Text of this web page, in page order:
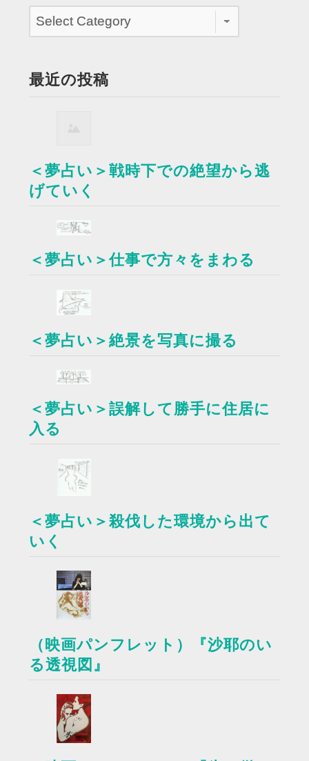
最近の投稿
＜夢占い＞戦時下での絶望から逃
げていく
＜夢占い＞仕事で方々をまわる
＜夢占い＞絶景を写真に撮る
＜夢占い＞誤解して勝手に住居に
入る
＜夢占い＞殺伐した環境から出て
いく
（映画パンフレット）『沙耶のい
る透視図』